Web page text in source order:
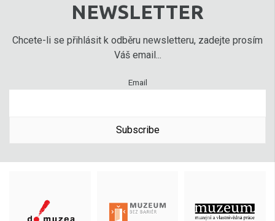
NEWSLETTER
Chcete-li se přihlásit k odběru newsletteru, zadejte prosím
Váš email...
Email
Subscribe